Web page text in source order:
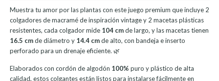
Muestra tu amor por las plantas con este juego premium que incluye 2
colgadores de macramé de inspiración vintage y 2 macetas plásticas
resistentes, cada colgador mide 104 cmde largo, y las macetas tienen
16.5 cmde diámetro y 14.4 cmde alto, con bandeja e inserto
perforado para un drenaje eficiente. 🌿
Elaborados con cordón de algodón 100% puro y plástico de alta
calidad, estos colgantes están listos para instalarse fácilmente en